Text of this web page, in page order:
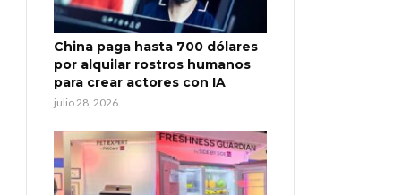
China paga hasta 700 dólares
por alquilar rostros humanos
para crear actores con IA
julio 28, 2026